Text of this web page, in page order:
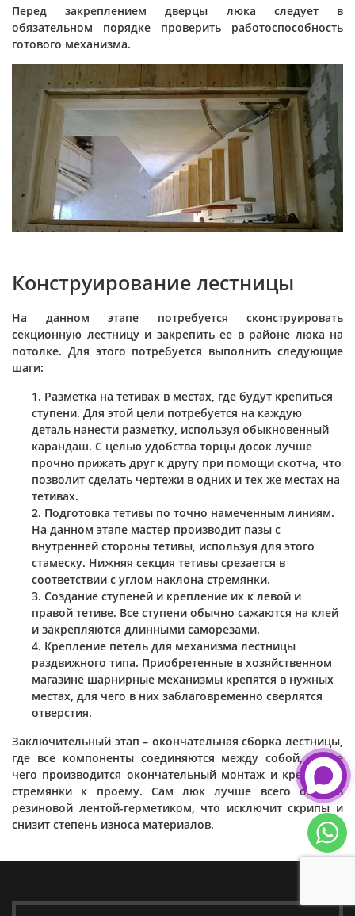
Перед закреплением дверцы люка следует в
обязательном порядке проверить работоспособность
готового механизма.
Конструирование лестницы
На данном этапе потребуется сконструировать
секционную лестницу и закрепить ее в районе люка на
потолке. Для этого потребуется выполнить следующие
шаги:
Разметка на тетивах в местах, где будут крепиться
ступени. Для этой цели потребуется на каждую
деталь нанести разметку, используя обыкновенный
карандаш. С целью удобства торцы досок лучше
прочно прижать друг к другу при помощи скотча, что
позволит сделать чертежи в одних и тех же местах на
тетивах.
Подготовка тетивы по точно намеченным линиям.
На данном этапе мастер производит пазы с
внутренней стороны тетивы, используя для этого
стамеску. Нижняя секция тетивы срезается в
соответствии с углом наклона стремянки.
Создание ступеней и крепление их к левой и
правой тетиве. Все ступени обычно сажаются на клей
и закрепляются длинными саморезами.
Крепление петель для механизма лестницы
раздвижного типа. Приобретенные в хозяйственном
магазине шарнирные механизмы крепятся в нужных
местах, для чего в них заблаговременно сверлятся
отверстия.
Заключительный этап – окончательная сборка лестницы,
где все компоненты соединяются между собой, после
чего производится окончательный монтаж и крепление
стремянки к проему. Сам люк лучше всего обшить
резиновой лентой-герметиком, что исключит скрипы и
снизит степень износа материалов.